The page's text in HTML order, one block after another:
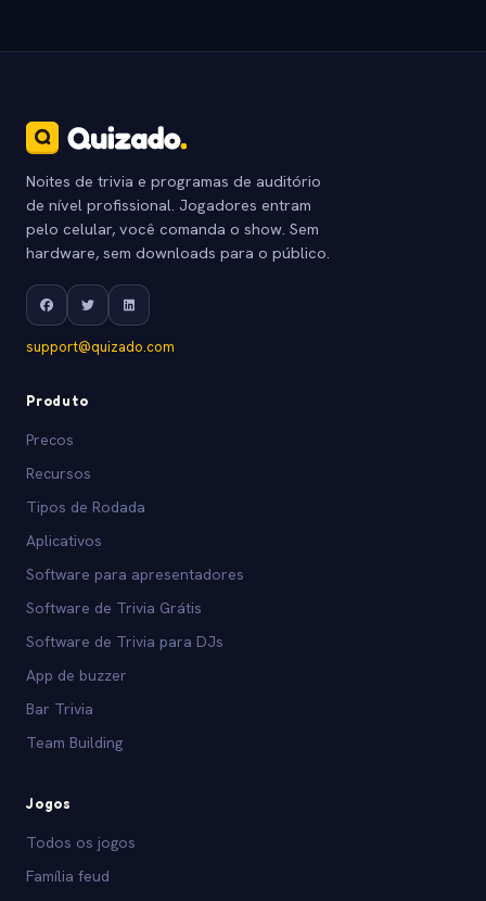
Noites de trivia e programas de auditório
de nível profissional. Jogadores entram
pelo celular, você comanda o show. Sem
hardware, sem downloads para o público.
support@quizado.com
Produto
Precos
Recursos
Tipos de Rodada
Aplicativos
Software para apresentadores
Software de Trivia Grátis
Software de Trivia para DJs
App de buzzer
Bar Trivia
Team Building
Jogos
Todos os jogos
Família feud